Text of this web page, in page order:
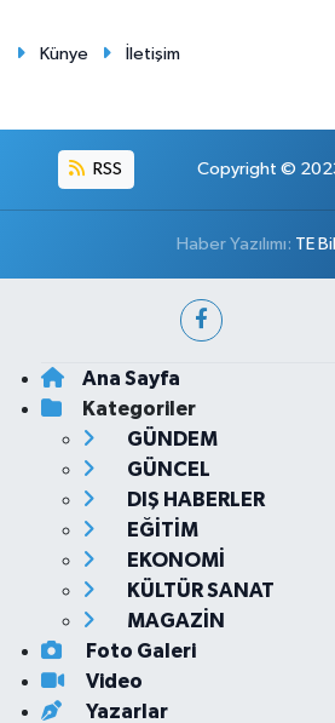
Künye İletişim
RSS Copyright ©
Haber Yazılımı: TE
Ana Sayfa
Kategoriler
GÜNDEM
GÜNCEL
DIŞ HABERLER
EĞİTİM
EKONOMİ
KÜLTÜR SANAT
MAGAZİN
Foto Galeri
Video
Yazarlar